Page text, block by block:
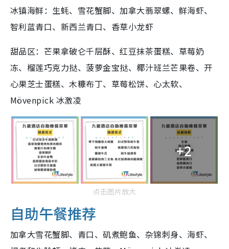
冰镇海鲜：生蚝、雪花蟹脚、加拿大翡翠螺、鲜海虾、
智利蓝青口、新西兰青口、香草小龙虾
甜品区：芒果拿破仑千层酥、红豆抹茶蛋糕、草莓奶
冻、榴莲巧克力挞、菠萝金宝挞、椰汁班兰芒果卷、开
心果芝士蛋糕、木糠布丁、草莓松饼、心太软、
Mövenpick 冰激凌
+2
点击图片放大
自助午餐推荐
加拿大雪花蟹脚、青口、矶煮鲍鱼、杂锦刺身、海虾、